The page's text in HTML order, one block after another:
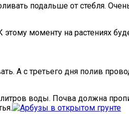
подальше от стебля.
моменту на растениях
А с третьего дня полив
воды. Почва должна